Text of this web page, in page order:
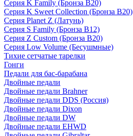
Серия K Family (Бронза B20)
Серия K Sweet Collection (Бронза B20)
Серия Planet Z (Латунь)
Серия S Family (Бронза B12)
Серия Z Custom (Бронза B20)
Серия Low Volume (Бесушмные)
Тихие сетчатые тарелки
Гонги
Педали для бас-барабана
Двойные педали
Двойные педали Brahner
Двойные педали DDS (Россия)
Двойные педали Dixon
Двойные педали DW
Двойные педали EHWD